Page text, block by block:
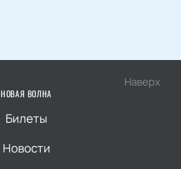
Наверх
НОВАЯ ВОЛНА
Билеты
Новости